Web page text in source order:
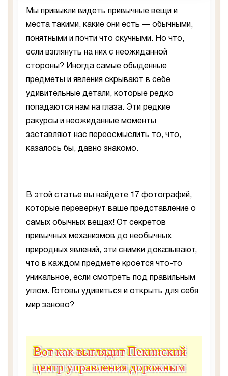
Мы привыкли видеть привычные вещи и
места такими, какие они есть — обычными,
понятными и почти что скучными. Но что,
если взглянуть на них с неожиданной
стороны? Иногда самые обыденные
предметы и явления скрывают в себе
удивительные детали, которые редко
попадаются нам на глаза. Эти редкие
ракурсы и неожиданные моменты
заставляют нас переосмыслить то, что,
казалось бы, давно знакомо.
В этой статье вы найдете 17 фотографий,
которые перевернут ваше представление о
самых обычных вещах! От секретов
привычных механизмов до необычных
природных явлений, эти снимки доказывают,
что в каждом предмете кроется что-то
уникальное, если смотреть под правильным
углом. Готовы удивиться и открыть для себя
мир заново?
Вот как выглядит Пекинский
центр управления дорожным